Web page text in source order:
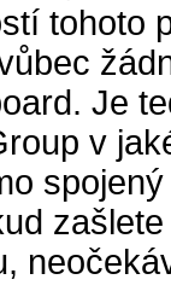
tohoto
Je
v